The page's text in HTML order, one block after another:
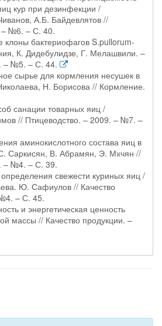
кур при дезинфекции /
А.Б. Байдевлятов //
– №6. – С. 40.
бактериофагов S.pullorum-
К. Дидебулидзе, Г. Мелашвили. –
– №5. – С. 44.
сырье для кормления несушек в
Н. Борисова // Кормление.
санации товарных яиц /
// Птицеводство. – 2009. – №7. –
аминокислотного состава яиц в
Саркисян, В. Абрамян, Э. Мхчян //
– №4. – С. 39.
свежести куриных яиц /
Ю. Сафиулов // Качество
– С. 45.
и энергетическая ценность
массы // Качество продукции. –